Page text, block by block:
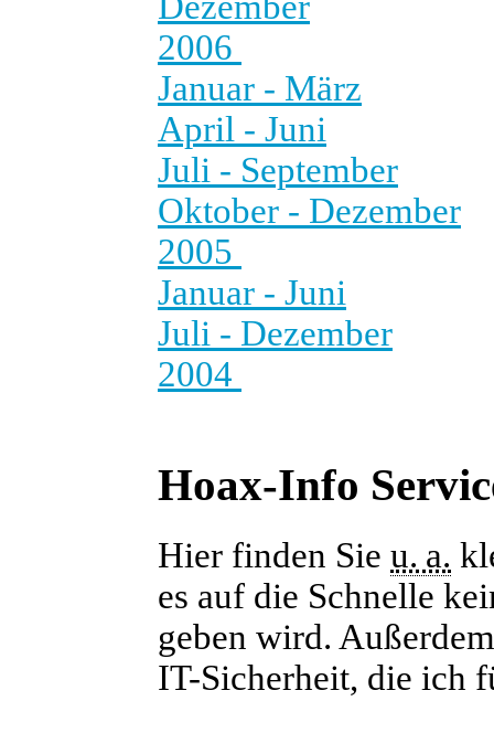
2006
Januar - März
April - Juni
Juli - September
Oktober - Dezember
2005
Januar - Juni
Juli - Dezember
2004
Hoax-Info
Hier finden Sie u. a.
es auf die Schnelle
geben wird.
IT-Sicherheit, die ich